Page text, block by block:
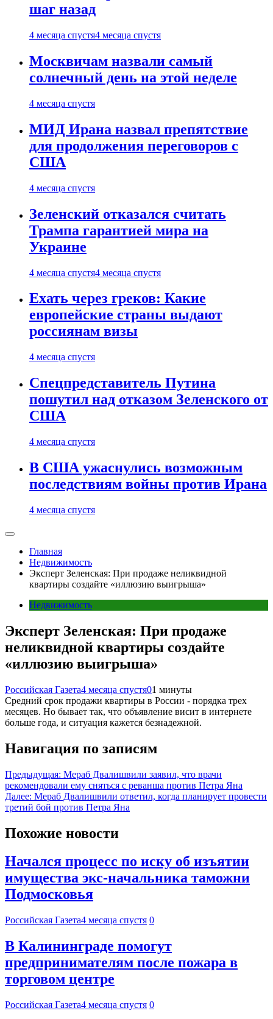
шаг назад
4 месяца спустя4 месяца спустя
Москвичам назвали самый
солнечный день на этой неделе
4 месяца спустя
МИД Ирана назвал препятствие
для продолжения переговоров с
США
4 месяца спустя
Зеленский отказался считать
Трампа гарантией мира на
Украине
4 месяца спустя4 месяца спустя
Ехать через греков: Какие
европейские страны выдают
россиянам визы
4 месяца спустя
Спецпредставитель Путина
пошутил над отказом Зеленского от
США
4 месяца спустя
В США ужаснулись возможным
последствиям войны против Ирана
4 месяца спустя
Главная
Недвижимость
Эксперт Зеленская: При продаже неликвидной
квартиры создайте «иллюзию выигрыша»
Недвижимость
Эксперт Зеленская: При продаже
неликвидной квартиры создайте
«иллюзию выигрыша»
Российская Газета4 месяца спустя01 минуты
Средний срок продажи квартиры в России - порядка трех
месяцев. Но бывает так, что объявление висит в интернете
больше года, и ситуация кажется безнадежной.
Навигация по записям
Предыдущая: Мераб Двалишвили заявил, что врачи
рекомендовали ему сняться с реванша против Петра Яна
Далее: Мераб Двалишвили ответил, когда планирует провести
третий бой против Петра Яна
Похожие новости
Начался процесс по иску об изъятии
имущества экс-начальника таможни
Подмосковья
Российская Газета4 месяца спустя 0
В Калининграде помогут
предпринимателям после пожара в
торговом центре
Российская Газета4 месяца спустя 0